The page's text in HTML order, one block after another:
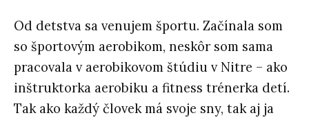
Od detstva sa venujem športu. Začínala som
so športovým aerobikom, neskôr som sama
pracovala v aerobikovom štúdiu v Nitre – ako
inštruktorka aerobiku a fitness trénerka detí.
Tak ako každý človek má svoje sny, tak aj ja